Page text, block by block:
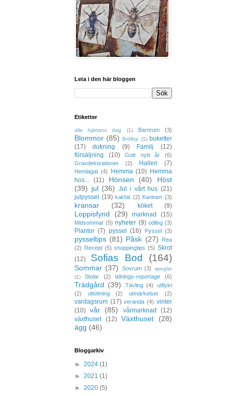
Leta i den här bloggen
Etiketter
alla hjärtans dag (1) Barnrum (3)
Blommor (85) Bröllop (1) buketter
(17)
dukning (9) Familj
(12)
försäljning
(10) Gott nytt år
(6)
Gravdekorationer
(2) Hallen (7)
Hemlagat (4) Hemma (10) Hemma
hos...
(11) Hönsen (40)
Höst
(39) jul (36) Jul i vårt hus (21)
julpyssel
(19) kakfat (2) Kaninen (3)
kransar (32) köket (9)
Loppisfynd (29) marknad (15)
Midsommar (5) nyheter (9) odling (3)
Plantor (7) pyssel (16) Pyssel (3)
pysseltips (81) Påsk (27)
Rea
(2) Recept (5) shoppingtips (5) Skrot
(12)
Sofias Bod (164)
Sommar (37) Sovrum (3)
speglar
(1)
Stolar (2) tidnings-reportage (6)
Trädgård (39) Tävling (4)
utflykt
(2)
utlottning (2) utmärkelser (2)
vardagsrum (17) veranda (4) vinter
(10) vår (85) vårmarknad
(12)
växthuset
(12) Växthuset
(28)
ägg (46)
Bloggarkiv
► 2024 (1)
► 2021 (1)
► 2020 (5)